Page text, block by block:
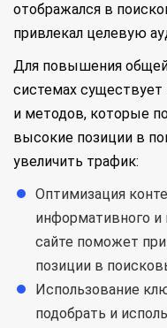
отображался в
привлекал целевую
Для повышения
системах существует
и методов, которые
высокие позиции в
увеличить трафик:
Оптимизация
информативного и
сайте поможет
позиции в
Использование
подобрать и